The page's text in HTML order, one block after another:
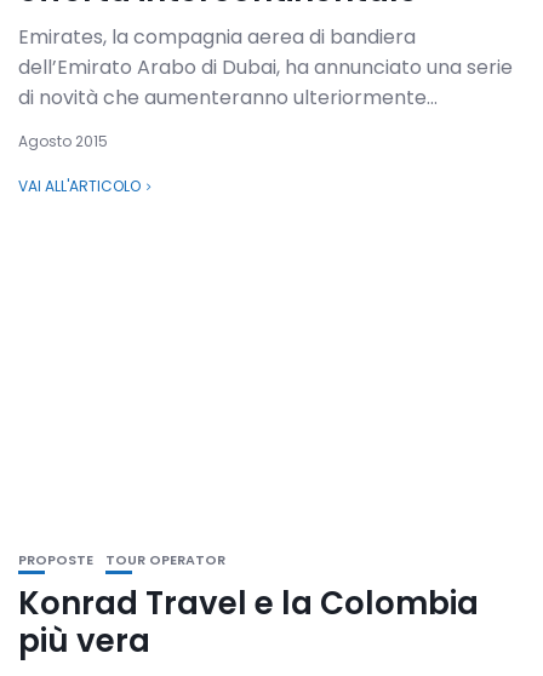
Emirates, la compagnia aerea di bandiera
dell’Emirato Arabo di Dubai, ha annunciato una serie
di novità che aumenteranno ulteriormente...
Agosto 2015
VAI ALL'ARTICOLO
PROPOSTE TOUR OPERATOR
Konrad Travel e la Colombia
più vera